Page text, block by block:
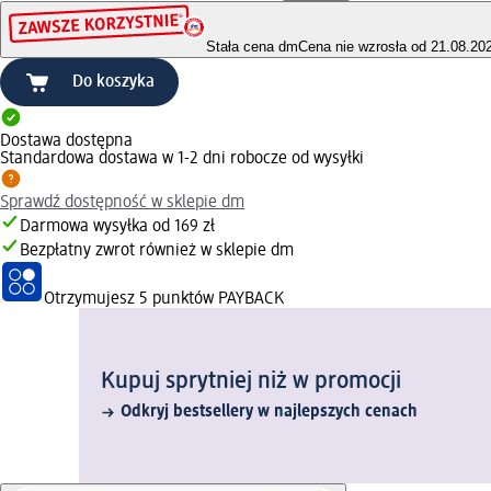
Stała cena dmCena nie wzrosła od
Do koszyka
Dostawa dostępna
Standardowa dostawa w 1-2 dni robocze od wysyłki
Sprawdź dostępność w sklepie dm
Darmowa wysyłka od 169 zł
Bezpłatny zwrot również w sklepie dm
Otrzymujesz 5 punktów PAYBACK
Kupuj sprytniej niż w promocji
Odkryj bestsellery w najlepszych cenach